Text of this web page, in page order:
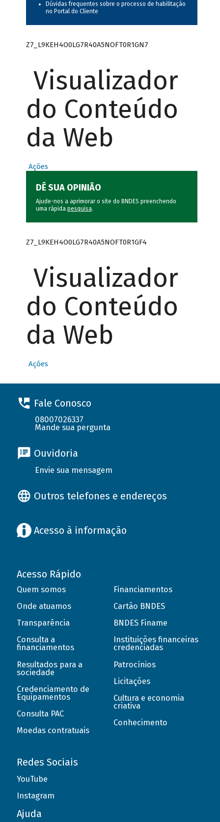
Dúvidas frequentes sobre o processo de habilitação
no Portal do Cliente
Z7_L9KEH4O0LG7R40A5NOFT0R1GN7
Visualizador
do Conteúdo
da Web
Ações
DÊ SUA OPINIÃO
Ajude-nos a aprimorar o site do BNDES preenchendo
uma rápida pesquisa.
Z7_L9KEH4O0LG7R40A5NOFT0R1GF4
Visualizador
do Conteúdo
da Web
Ações
Fale Conosco
08007026337
Mande sua pergunta
Ouvidoria
Envie sua mensagem
Outros telefones e endereços
Acesso à informação
Acesso Rápido
Quem somos
Onde atuamos
Transparência
Consulta a
financiamentos
Resultados para a
sociedade
Credenciamento de
Equipamentos
Consulta PAC
Moedas contratuais
Financiamentos
Cartão BNDES
BNDES Finame
Instituições financeiras
credenciadas
Patrocínios
Licitações
Cultura e economia
criativa
Conhecimento
Redes Sociais
YouTube
Instagram
Ajuda